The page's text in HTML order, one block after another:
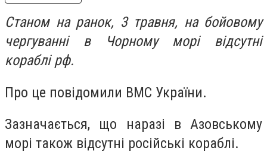
Станом на ранок, 3 травня, на бойовому
чергуванні в Чорному морі відсутні
кораблі рф.
Про це повідомили ВМС України.
Зазначається, що наразі в Азовському
морі також відсутні російські кораблі.